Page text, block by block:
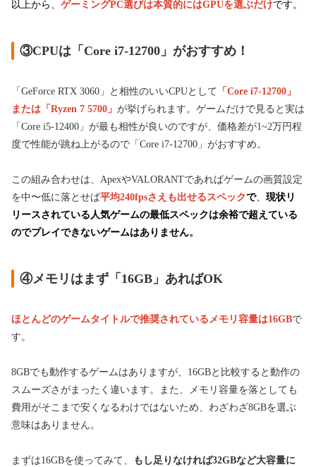
以上から、 ゲーミングPC選びは本質的にはGPUを選ぶだけです。
③CPUは「Core i7-12700」がおすすめ！
「GeForce RTX 3060」と相性のいいCPUとして 「Core i7-12700」
または「Ryzen 7 5700」 が挙げられます。ゲームだけで見ると実は
「Core i5-12400」が最も相性が良いのですが、価格差が1~2万円程
度で性能が跳ね上がるので「Core i7-12700」がおすすめ。
この組み合わせは、ApexやVALORANTであればゲームの画質設定
を中〜低に落とせば平均240fpsさえも出せるスペックで、 現状リ
リースされている人気ゲームの最低スペックは余裕で超えている
のでプレイできないゲームはありません。
④メモリはまず「16GB」あればOK
ほとんどのゲームタイトルで推奨されているメモリ容量は16GBで
す。
8GBでも動作するゲームはありますが、16GBと比較すると動作の
スムーズさがまったく違います。また、メモリ容量を落としても
費用がそこまで安くなるわけではないため、わざわざ8GBを選ぶ
意味はありません。
まずは16GBを使ってみて、
もし足りなければ32GBなど大容量に